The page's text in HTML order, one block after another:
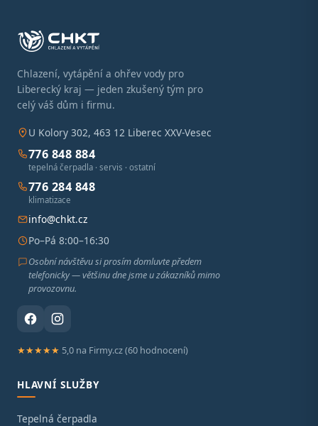
Chlazení, vytápění a ohřev vody pro
Liberecký kraj — jeden zkušený tým pro
celý váš dům i firmu.
U Kolory 302, 463 12 Liberec XXV-Vesec
776 848 884
tepelná čerpadla · servis · ostatní
776 284 848
klimatizace
info@chkt.cz
Po–Pá 8:00–16:30
Osobní návštěvu si prosím domluvte předem
telefonicky — většinu dne jsme u zákazníků mimo
provozovnu.
★★★★★ 5,0 na Firmy.cz (60 hodnocení)
HLAVNÍ SLUŽBY
Tepelná čerpadla